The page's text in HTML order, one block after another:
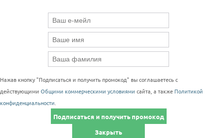
Нажав кнопку "Подписаться и получить промокод" вы соглашаетесь с
действующими Общими коммерческими условиями сайта, а также Политикой
конфиденциальности
Подписаться и получить промокод
Закрыть